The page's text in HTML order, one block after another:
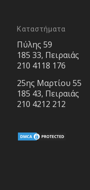
Καταστήματα
Πύλης 59
185 33, Πειραιάς
210 4118 176
25ης Μαρτίου 55
185 43, Πειραιάς
210 4212 212